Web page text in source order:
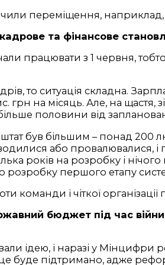
переміщення, наприклад,
та фінансове
працювати з 1 червня,
то ситуація складна.
грн на місяць. Але, на
половини від
був більшим – понад 200
або провалювалися,
років на розробку і
розробку першого етапу
команди і чіткої організації
бюджет під час війни
ідею, і наразі у Мінцифри
буде підтримано, адже